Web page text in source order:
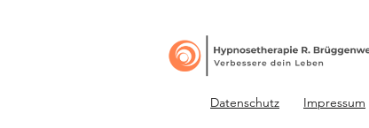
Datenschutz Impressum